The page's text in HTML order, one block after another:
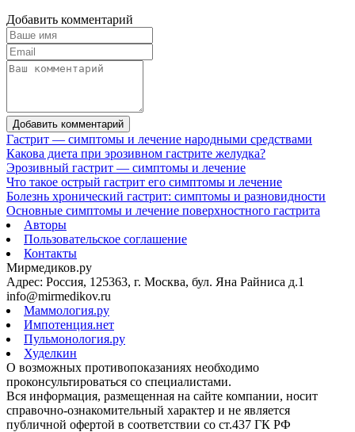
Добавить комментарий
Добавить комментарий
Гастрит — симптомы и лечение народными средствами
Какова диета при эрозивном гастрите желудка?
Эрозивный гастрит — симптомы и лечение
Что такое острый гастрит его симптомы и лечение
Болезнь хронический гастрит: симптомы и разновидности
Основные симптомы и лечение поверхностного гастрита
Авторы
Пользовательское соглашение
Контакты
Мирмедиков.ру
Адрес: Россия, 125363, г. Москва, бул. Яна Райниса д.1
info@mirmedikov.ru
Маммология.ру
Импотенция.нет
Пульмонология.ру
Худелкин
О возможных противопоказаниях необходимо
проконсультироваться со специалистами.
Вся информация, размещенная на сайте компании, носит
справочно-ознакомительный характер и не является
публичной офертой в соответствии со ст.437 ГК РФ